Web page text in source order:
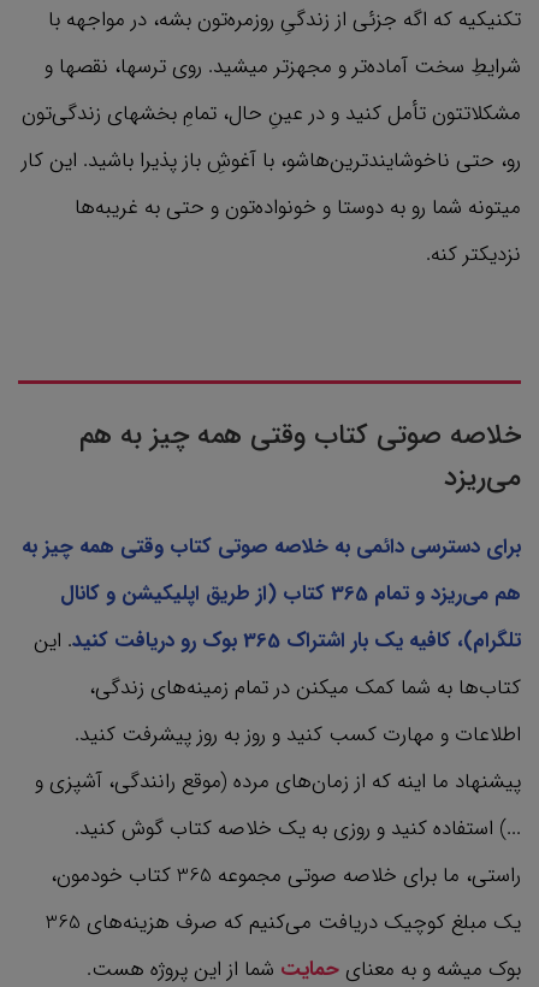
تکنیکیه که اگه جزئی از زندگیِ روزمره‌تون بشه، در مواجهه با
شرایطِ سخت آماده‌تر و مجهزتر میشید. روی ترسها، نقصها و
مشکلاتتون تأمل کنید و در عینِ حال، تمامِ بخشهای زندگی‌تون
رو، حتی ناخوشایند‌ترین‌هاشو، با آغوشِ باز پذیرا باشید. این کار
میتونه شما رو به دوستا و خونواده‌تون و حتی به غریبه‌ها
نزدیکتر کنه.
خلاصه صوتی کتاب وقتی همه چیز به هم
می‌ریزد
برای دسترسی دائمی به خلاصه صوتی کتاب وقتی همه چیز به
هم می‌ریزد و تمام 365 کتاب‌ (از طریق اپلیکیشن و کانال
تلگرام)، کافیه یک بار اشتراک 365 بوک رو دریافت کنید
. این
کتاب‌ها به شما کمک میکنن در تمام زمینه‌های زندگی،
اطلاعات و مهارت کسب کنید و روز به روز پیشرفت کنید.
پیشنهاد ما اینه که از زمان‌های مرده (موقع رانندگی، آشپزی و
...) استفاده کنید و روزی به یک خلاصه کتاب گوش کنید.
راستی، ما برای خلاصه صوتی مجموعه 365 کتاب‌ خودمون،
یک مبلغ کوچیک دریافت می‌کنیم که صرف هزینه‌های 365
بوک میشه و به معنای حمایت شما از این پروژه هست.